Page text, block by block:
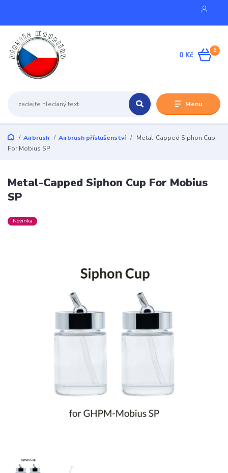
Menu
0
0 Kč
Airbrush Airbrush příslušenství
Metal-Capped Siphon Cup
For Mobius SP
Metal-Capped Siphon Cup For Mobius
SP
Novinka